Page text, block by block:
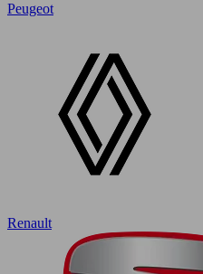
Peugeot
Renault